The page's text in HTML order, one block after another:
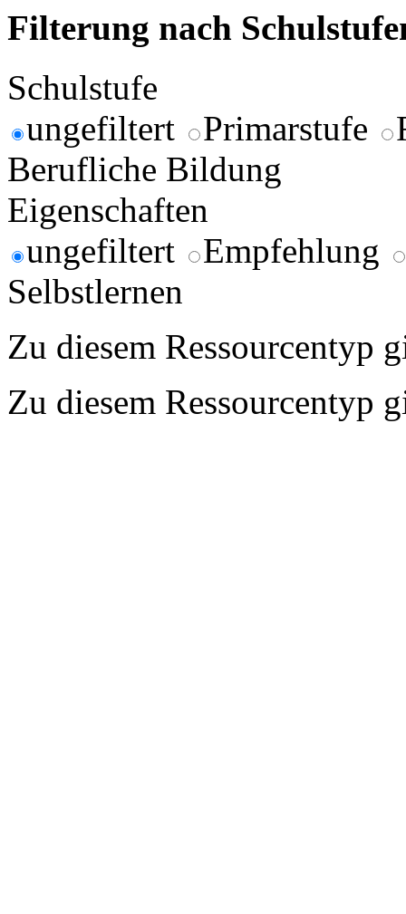
Filterung nach
Schulstufe
ungefiltert
Primarstufe
Berufliche Bildung
Eigenschaften
ungefiltert
Empfehlung
Selbstlernen
Zu diesem Ressourcentyp
Zu diesem Ressourcentyp